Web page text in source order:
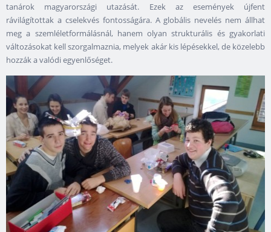
tanárok magyarországi utazását. Ezek az események újfent
rávilágítottak a cselekvés fontosságára. A globális nevelés nem állhat
meg a szemléletformálásnál, hanem olyan strukturális és gyakorlati
változásokat kell szorgalmaznia, melyek akár kis lépésekkel, de közelebb
hozzák a valódi egyenlőséget.